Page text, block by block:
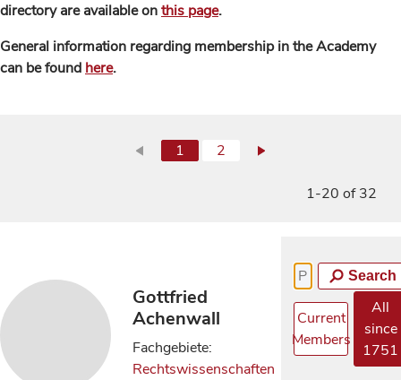
directory are available onthis page.
General information regarding membership in the Academy
can be found here.
1 2
1-20 of 32
Gottfried
Achenwall
Fachgebiete:
Rechtswissenschaften
Search
Current
Members
All
since
1751